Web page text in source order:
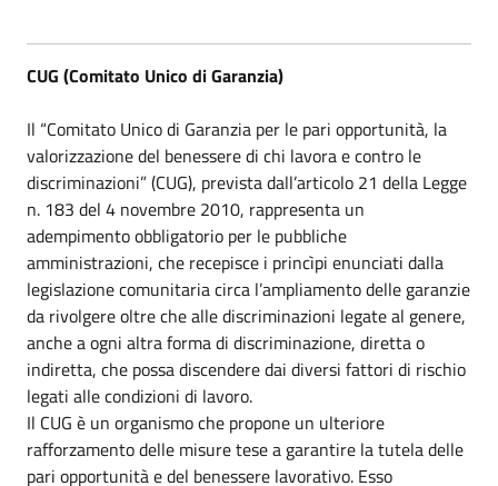
CUG (Comitato Unico di Garanzia)
Il “Comitato Unico di Garanzia per le pari opportunità, la
valorizzazione del benessere di chi lavora e contro le
discriminazioni” (CUG), prevista dall’articolo 21 della Legge
n. 183 del 4 novembre 2010, rappresenta un
adempimento obbligatorio per le pubbliche
amministrazioni, che recepisce i princìpi enunciati dalla
legislazione comunitaria circa l’ampliamento delle garanzie
da rivolgere oltre che alle discriminazioni legate al genere,
anche a ogni altra forma di discriminazione, diretta o
indiretta, che possa discendere dai diversi fattori di rischio
legati alle condizioni di lavoro.
Il CUG è un organismo che propone un ulteriore
rafforzamento delle misure tese a garantire la tutela delle
pari opportunità e del benessere lavorativo. Esso